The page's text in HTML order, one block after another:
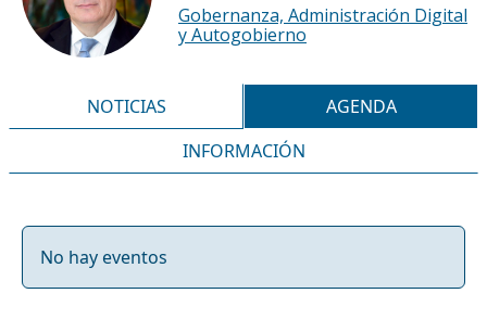
Gobernanza, Administración Digital
y Autogobierno
NOTICIAS
AGENDA
INFORMACIÓN
No hay eventos